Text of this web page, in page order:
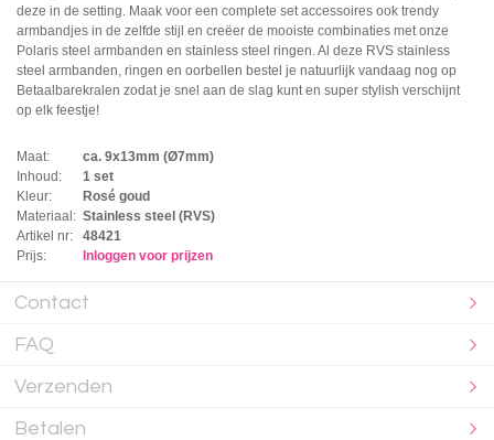
deze in de setting. Maak voor een complete set accessoires ook trendy
armbandjes in de zelfde stijl en creëer de mooiste combinaties met onze
Polaris steel armbanden en stainless steel ringen. Al deze RVS stainless
steel armbanden, ringen en oorbellen bestel je natuurlijk vandaag nog op
Betaalbarekralen zodat je snel aan de slag kunt en super stylish verschijnt
op elk feestje!
Maat:
ca. 9x13mm (Ø7mm)
Inhoud:
1 set
Kleur:
Rosé goud
Materiaal: Stainless steel (RVS)
Artikel nr:
48421
Prijs:
Inloggen voor prijzen
Contact
FAQ
Verzenden
Betalen